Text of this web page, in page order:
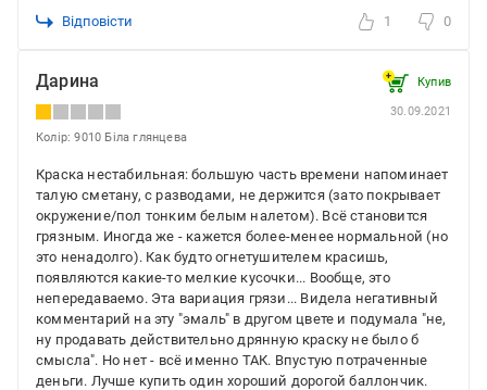
Відповісти 1 0
Дарина Купив
30.09.2021
Колір: 9010 Біла глянцева
Краска нестабильная: большую часть времени напоминает
талую сметану, с разводами, не держится (зато покрывает
окружение/пол тонким белым налетом). Всё становится
грязным. Иногда же - кажется более-менее нормальной (но
это ненадолго). Как будто огнетушителем красишь,
появляются какие-то мелкие кусочки... Вообще, это
непередаваемо. Эта вариация грязи... Видела негативный
комментарий на эту "эмаль" в другом цвете и подумала "не,
ну продавать действительно дрянную краску не было б
смысла". Но нет - всё именно ТАК. Впустую потраченные
деньги. Лучше купить один хороший дорогой баллончик.